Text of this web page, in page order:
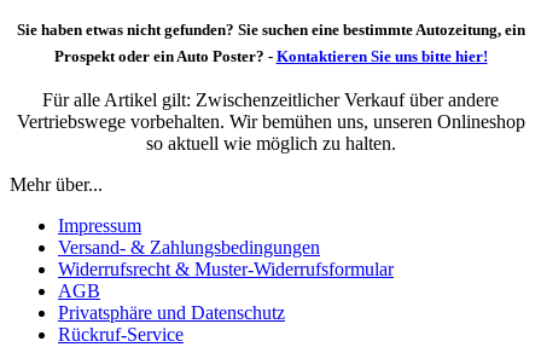
Sie haben etwas nicht gefunden? Sie suchen eine bestimmte Autozeitung, ein
Prospekt oder ein Auto Poster? - Kontaktieren Sie uns bitte hier!
Für alle Artikel gilt: Zwischenzeitlicher Verkauf über andere
Vertriebswege vorbehalten. Wir bemühen uns, unseren Onlineshop
so aktuell wie möglich zu halten.
Mehr über...
Impressum
Versand- & Zahlungsbedingungen
Widerrufsrecht & Muster-Widerrufsformular
AGB
Privatsphäre und Datenschutz
Rückruf-Service